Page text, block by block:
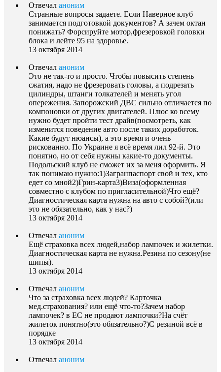
Отвечал аноним
Странные вопросы задаете. Если Наверное клуб
занимается подготовкой документов? А зачем октан
понижать? Форсируйте мотор,фрезеровкой головки
блока и лейте 95 на здоровье.
13 октября 2014
Отвечал аноним
Это не так-то и просто. Чтобы повысить степень
сжатия, надо не фрезеровать головы, а подрезать
цилиндры, штанги толкателей и менять угол
опережения. Запорожский ДВС сильно отличается по
компоновки от других двигателей. Плюс ко всему
нужно будет пройти тест драйв(посмотреть, как
изменится поведение авто после таких доработок.
Какие будут нюансы), а это время и очень
рискованно. По Украине я всё время лил 92-й. Это
понятно, но от себя нужны какие-то документы.
Подольский клуб не сможет их за меня оформить. Я
так понимаю нужно:1)Загранпаспорт свой и тех, кто
едет со мной2)Грин-карта3)Виза(оформленная
совместно с клубом по пригласительной)Что ещё?
Диагностическая карта нужна на авто с собой?(или
это не обязательно, как у нас?)
13 октября 2014
Отвечал аноним
Ещё страховка всех людей,набор лампочек и жилетки.
Диагностическая карта не нужна.Резина по сезону(не
шипы).
13 октября 2014
Отвечал аноним
Что за страховка всех людей? Карточка
мед.страхования? или ещё что-то?Зачем набор
лампочек? в ЕС не продают лампочки?На счёт
жилеток понятно(это обязательно?)С резиной всё в
порядке
13 октября 2014
Отвечал аноним